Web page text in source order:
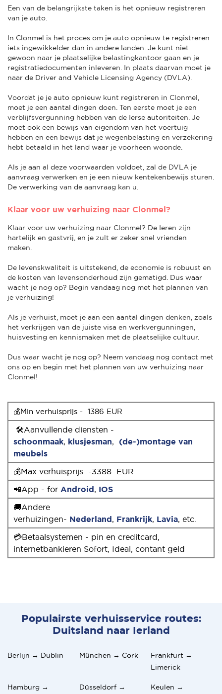
Een van de belangrijkste taken is het opnieuw registreren
van je auto.
In Clonmel is het proces om je auto opnieuw te registreren
iets ingewikkelder dan in andere landen. Je kunt niet
gewoon naar je plaatselijke belastingkantoor gaan en je
registratiedocumenten inleveren. In plaats daarvan moet je
naar de Driver and Vehicle Licensing Agency (DVLA).
Voordat je je auto opnieuw kunt registreren in Clonmel,
moet je een aantal dingen doen. Ten eerste moet je een
verblijfsvergunning hebben van de Ierse autoriteiten. Je
moet ook een bewijs van eigendom van het voertuig
hebben en een bewijs dat je wegenbelasting en verzekering
hebt betaald in het land waar je voorheen woonde.
Als je aan al deze voorwaarden voldoet, zal de DVLA je
aanvraag verwerken en je een nieuw kentekenbewijs sturen.
De verwerking van de aanvraag kan u.
Klaar voor uw verhuizing naar Clonmel?
Klaar voor uw verhuizing naar Clonmel? De Ieren zijn
hartelijk en gastvrij, en je zult er zeker snel vrienden
maken.
De levenskwaliteit is uitstekend, de economie is robuust en
de kosten van levensonderhoud zijn gematigd. Dus waar
wacht je nog op? Begin vandaag nog met het plannen van
je verhuizing!
Als je verhuist, moet je aan een aantal dingen denken, zoals
het verkrijgen van de juiste visa en werkvergunningen,
huisvesting en kennismaken met de plaatselijke cultuur.
Dus waar wacht je nog op? Neem vandaag nog contact met
ons op en begin met het plannen van uw verhuizing naar
Clonmel!
💰Min verhuisprijs -  1386 EUR
🛠Aanvullende diensten -
schoonmaak, klusjesman,
(de-)montage van
meubels
💰Max verhuisprijs -3388 EUR
📲App - for Android, IOS
🚚Andere
verhuizingen- Nederland, Frankrijk, Lavia, etc.
💳Betaalsystemen - pin en creditcard,
internetbankieren Sofort, Ideal, contant geld
Populairste verhuisservice routes:
Duitsland naar Ierland
Berlijn → Dublin München → Cork
Frankfurt →
Limerick
Hamburg →
Düsseldorf →
Keulen →